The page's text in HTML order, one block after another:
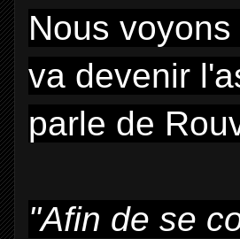
Nous
va devenir
parle de
"Afin de se